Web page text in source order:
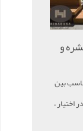
و
بین
،